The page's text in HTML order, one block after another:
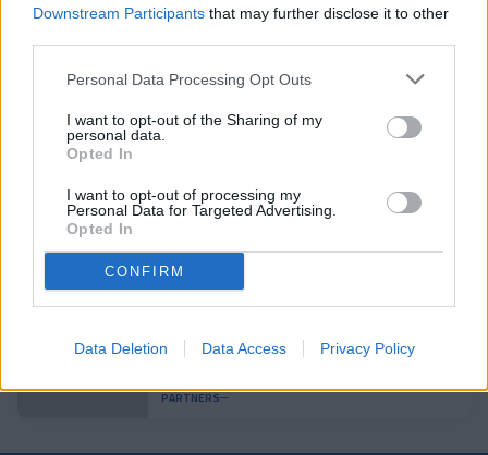
Downstream Participants that may further disclose it to other
Personal Data Processing Opt Outs
I want to opt-out of the Sharing of my
personal data.
Opted In
I want to opt-out of processing my
Personal Data for Targeted Advertising.
Opted In
CONFIRM
Data Deletion Data Access Privacy Policy
Andorra agradece el apoyo de las
tricolor
PARTNERS
Más de sesenta participantes en el IV
PARTNERS
El Club de Negocis en las Fallas de
Valencia
PARTNERS
El mentalista Max Verdié, en el primer
PARTNERS